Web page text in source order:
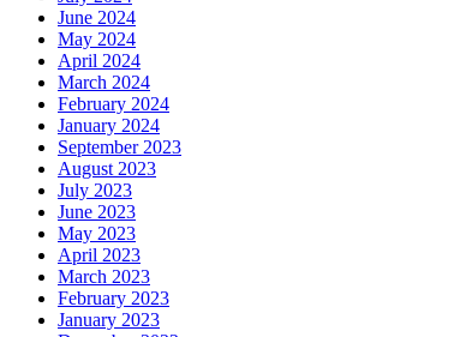
June 2024
May 2024
April 2024
March 2024
February 2024
January 2024
September 2023
August 2023
July 2023
June 2023
May 2023
April 2023
March 2023
February 2023
January 2023